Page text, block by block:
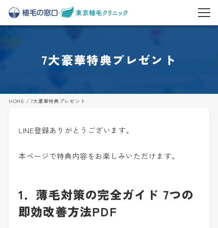
7大豪華特典プレゼント
HOME /7大豪華特典プレゼント
LINE登録ありがとうございます。
本ページで特典内容をお楽しみいただけます。
1．薄毛対策の完全ガイド 7つの
即効改善方法PDF